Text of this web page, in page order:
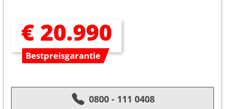
€ 20.990
Bestpreisgarantie
0800 - 111 0408